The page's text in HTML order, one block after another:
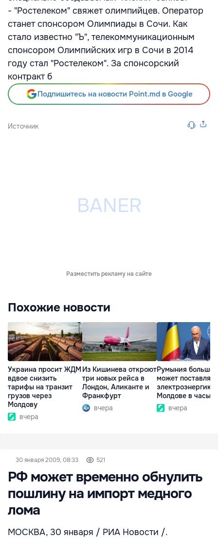
- "Ростелеком" свяжет олимпийцев. Оператор
станет спонсором Олимпиады в Сочи. Как
стало известно "Ъ", телекоммуникационным
спонсором Олимпийских игр в Сочи в 2014
году стал "Ростелеком". За спонсорский
контракт б
Подпишитесь на новости Point.md в Google
Источник
Разместить рекламу на сайте
Похожие новости
Украина просит ЖДМ
вдвое снизить
тарифы на транзит
грузов через
Молдову
вчера
Из Кишинева откроют
три новых рейса в
Лондон, Аликанте и
Франкфурт
вчера
Румыния больше
может поставлять
электроэнергию
Молдове в часы
вчера
30 января 2009, 08:33 521
РФ может временно обнулить
пошлину на импорт медного
лома
МОСКВА, 30 января / РИА Новости /.